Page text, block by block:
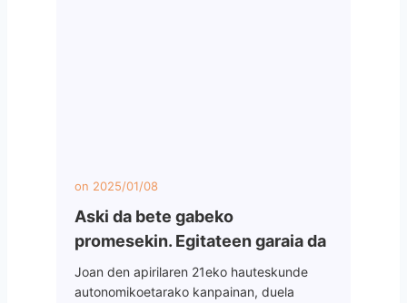
on 2025/01/08
Aski da bete gabeko
promesekin. Egitateen garaia da
Joan den apirilaren 21eko hauteskunde
autonomikoetarako kanpainan, duela